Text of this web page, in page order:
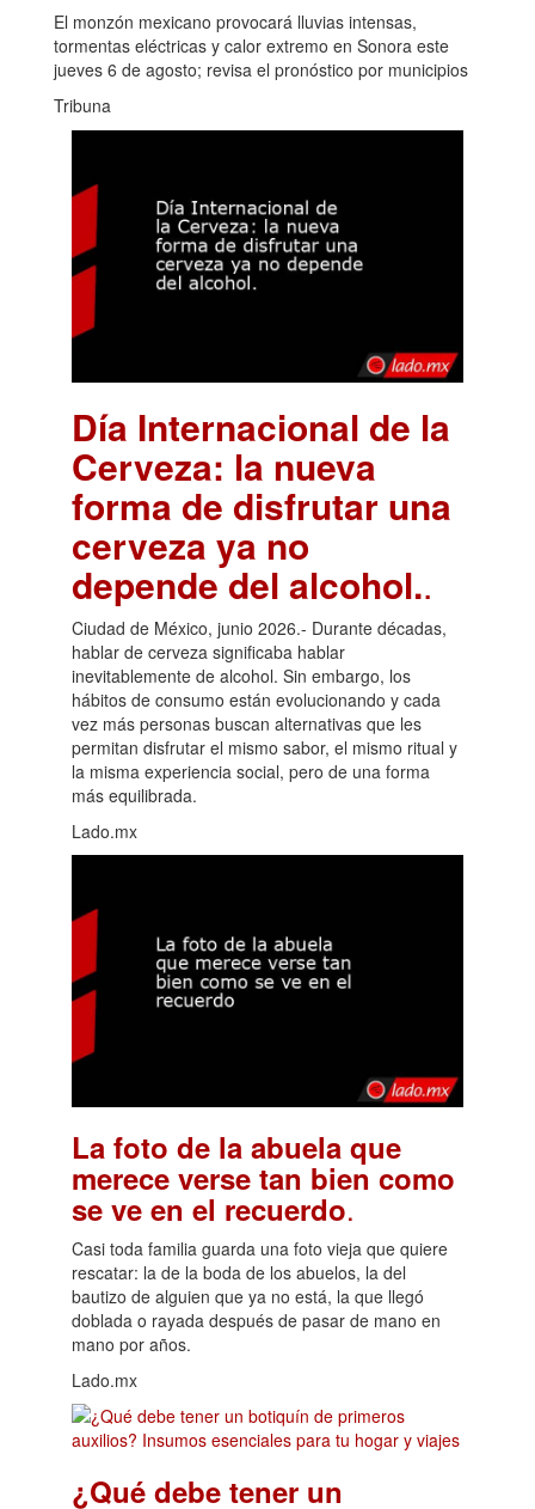
El monzón mexicano provocará lluvias intensas,
tormentas eléctricas y calor extremo en Sonora este
jueves 6 de agosto; revisa el pronóstico por municipios
Tribuna
Día Internacional de la
Cerveza: la nueva
forma de disfrutar una
cerveza ya no
depende del alcohol..
Ciudad de México, junio 2026.- Durante décadas,
hablar de cerveza significaba hablar
inevitablemente de alcohol. Sin embargo, los
hábitos de consumo están evolucionando y cada
vez más personas buscan alternativas que les
permitan disfrutar el mismo sabor, el mismo ritual y
la misma experiencia social, pero de una forma
más equilibrada.
Lado.mx
La foto de la abuela que
merece verse tan bien como
se ve en el recuerdo.
Casi toda familia guarda una foto vieja que quiere
rescatar: la de la boda de los abuelos, la del
bautizo de alguien que ya no está, la que llegó
doblada o rayada después de pasar de mano en
mano por años.
Lado.mx
¿Qué debe tener un